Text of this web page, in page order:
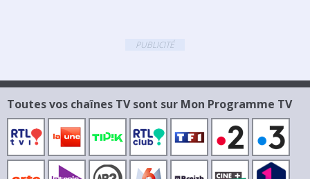
PUBLICITÉ
Toutes vos chaînes TV sont sur Mon Programme TV